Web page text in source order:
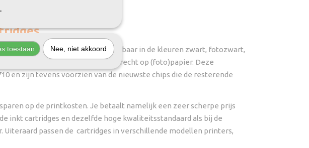
Home XP-710 is verkrijgbaar in de kleuren zwart, fotozwart,
XP-710 komen goed tot hun recht op (foto)papier. Deze
en zijn tevens voorzien van de nieuwste chips die de resterende
op de printkosten. Je betaalt namelijk een zeer scherpe prijs
inkt cartridges en dezelfde hoge kwaliteitsstandaard als bij de
passen de cartridges in verschillende modellen printers,
toestaan Nee, niet akkoord